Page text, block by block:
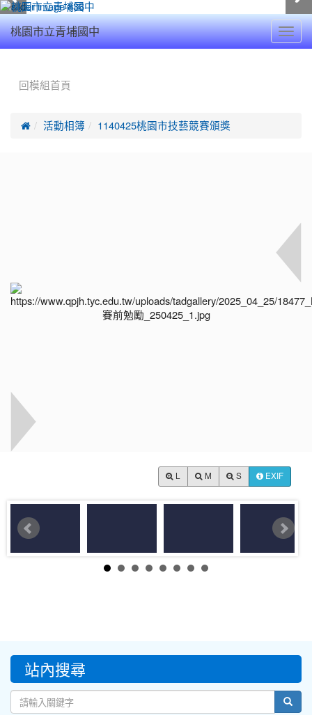
桃園市立青埔國中
回模組首頁
 活動相簿 1140425桃園市技藝競賽頒獎
M S EXIF
::: 站內搜尋